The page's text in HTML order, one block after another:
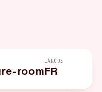
room
LANGUE
FR